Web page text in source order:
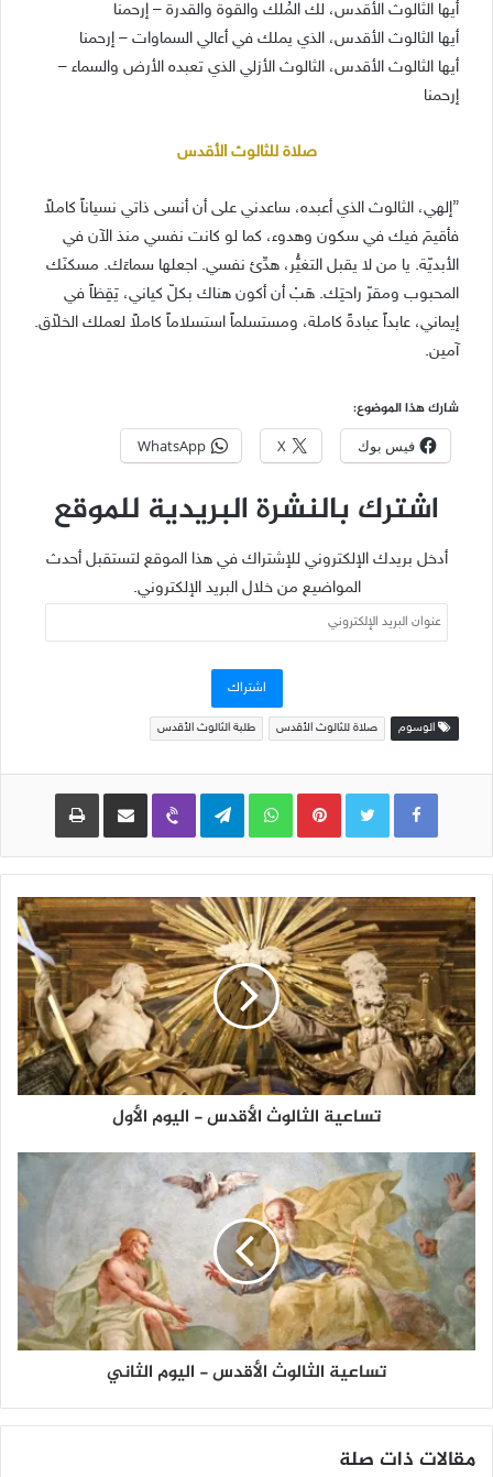
أيها الثالوث الأقدس، لك المُلك والقوة والقدرة – إرحمنا
أيها الثالوث الأقدس، الذي يملك في أعالي السماوات – إرحمنا
أيها الثالوث الأقدس، الثالوث الأزلي الذي تعبده الأرض والسماء –
إرحمنا
صلاة للثالوث الأقدس
”إلهي، الثالوث الذي أعبده، ساعدني على أن أنسى ذاتي نسياناً كاملاً
فأقيمَ فيك في سكون وهدوء، كما لو كانت نفسي منذ الآن في
الأبديّة. يا من لا يقبل التغيُّر، هدِّئ نفسي. اجعلها سماءَك. مسكنَك
المحبوب ومقرّ راحتِك. هَبْ أن أكون هناك بكلّ كياني، يَقِظاً في
إيماني، عابداً عبادةً كاملة، ومستسلماً استسلاماً كاملاً لعملك الخلاّق.
آمين.
شارك هذا الموضوع:
فيس بوك X
WhatsApp
اشترك بالنشرة البريدية للموقع
أدخل بريدك الإلكتروني للإشتراك في هذا الموقع لتستقبل أحدث
المواضيع من خلال البريد الإلكتروني.
عنوان
البريد
اشتراك
الوسوم صلاة للثالوث الأقدس طلبة الثالوث الأقدس
Pinterest
WhatsApp
Telegram
Viber مشاركة عبر البريد طباعة
تساعية الثالوث الأقدس - اليوم الأول
تساعية الثالوث الأقدس - اليوم الثاني
مقالات ذات صلة